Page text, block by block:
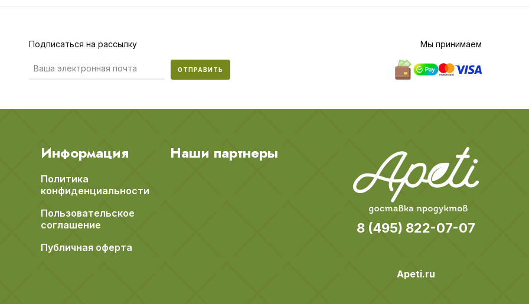
Подписаться на рассылку
ОТПРАВИТЬ
Мы принимаем
Информация
Политика
конфиденциальности
Пользовательское
соглашение
Публичная оферта
Наши партнеры
8 (495) 822-07-07
Apeti.ru